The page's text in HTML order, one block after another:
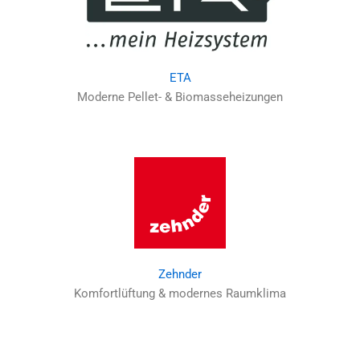
ETA
Moderne Pellet- & Biomasseheizungen
Zehnder
Komfortlüftung & modernes Raumklima